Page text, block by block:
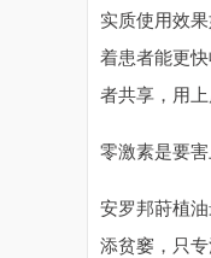
实质使用效
着患者能更
者共享，用
零激素是要
安罗邦莳植
添贫窭，只